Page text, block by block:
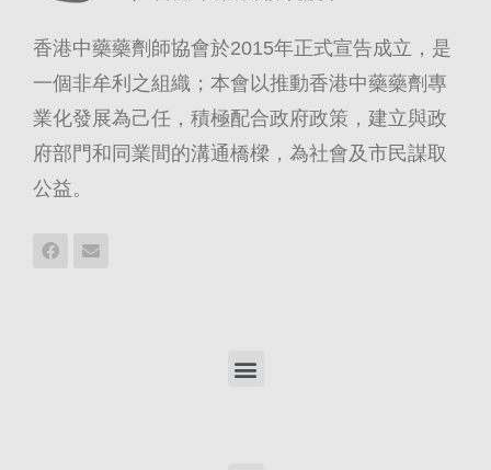
香港中藥藥劑師協會於2015年正式宣告成立，是
一個非牟利之組織；本會以推動香港中藥藥劑專
業化發展為己任，積極配合政府政策，建立與政
府部門和同業間的溝通橋樑，為社會及市民謀取
公益。